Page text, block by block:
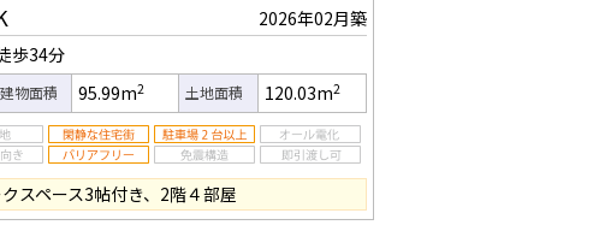
2026年02月築
歩34分
建物面積 95.99m2 土地面積 120.03m2
スペース3帖付き、2階４部屋